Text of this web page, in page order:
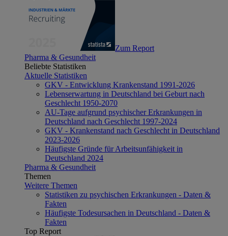
Zum Report
Pharma & Gesundheit
Beliebte Statistiken
Aktuelle Statistiken
GKV - Entwicklung Krankenstand 1991-2026
Lebenserwartung in Deutschland bei Geburt nach
Geschlecht 1950-2070
AU-Tage aufgrund psychischer Erkrankungen in
Deutschland nach Geschlecht 1997-2024
GKV - Krankenstand nach Geschlecht in Deutschland
2023-2026
Häufigste Gründe für Arbeitsunfähigkeit in
Deutschland 2024
Pharma & Gesundheit
Themen
Weitere Themen
Statistiken zu psychischen Erkrankungen - Daten &
Fakten
Häufigste Todesursachen in Deutschland - Daten &
Fakten
Top Report